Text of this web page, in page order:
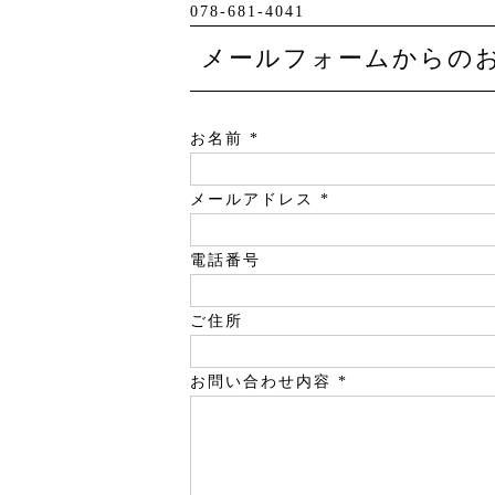
078-681-4041
メールフォームからの
お名前 *
メールアドレス *
電話番号
ご住所
お問い合わせ内容 *